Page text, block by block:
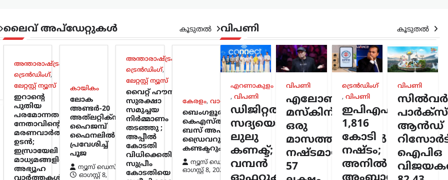
ലൈവ് അപ്‌ഡേറ്റുകൾ കൂടുതൽ
അന്താരാഷ്ട്രം
ട്രെൻഡിംഗ്,
ലേറ്റസ്റ്റ് ന്യൂസ്
ഇറാന്റെ
പുതിയ
പരമോന്നത
നേതാവിന്റെ
മരണവാർത്ത
ഉടൻ;
ഇസ്രായേലി
മാധ്യമങ്ങളിൽ
അഭ്യൂഹ
വാർത്തകൾ
കായികം
ലോക
അണ്ടർ-20
അത്‌ലറ്റിക്സ്:
ഹൈജമ്പ്
ഫൈനലിൽ
പ്രവേശിച്ച്
പൂജ
ന്യൂസ് ഡെസ്ക്
ഓഗസ്റ്റ്‌ 8,
അന്താരാഷ്ട്രം
ട്രെൻഡിംഗ്,
ലേറ്റസ്റ്റ് ന്യൂസ്
വൈറ്റ് ഹൗസ്
സുരക്ഷാ
സമുച്ചയ
നിർമ്മാണം
തടഞ്ഞു ;
അപ്പീൽ
കോടതി
വിധിക്കെതിരെ
സുപ്രീം
കോടതിയെ
കേരളം, വാർത്തകൾ
ബെംഗളൂരുവിൽ
കെഎസ്ആർടിസി
ബസ് അപകടം;
ഡ്രൈവറും
കണ്ടക്ടറും മരിച്ചു
ന്യൂസ് ഡെസ്ക്
ഓഗസ്റ്റ്‌ 8, 2026
വിപണി കൂടുതൽ
എറണാകുളം
,വിപണി
ഡിജിറ്റൽ
സദ്യയൊരുക്കി
ലുലു
കണക്ട്;
വമ്പൻ
വിപണി
എലോൺ
മസ്കിന്
ഒരു
മാസത്തിനുള്ളിൽ
നഷ്ടമായത്
57
ട്രെൻഡിംഗ്
, വിപണി
ഇപിഎഫ്ഒയ്ക്ക്
1,816
കോടി
നഷ്ടം;
അനിൽ
വിപണി
പാർക്സ്
ആൻഡ്
ഐപിഒ